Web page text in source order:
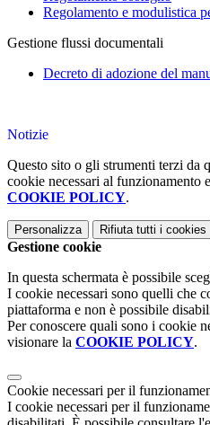
Regolamento e modulistica
Gestione flussi documentali
Decreto di adozione del
Notizie
Questo sito o gli strumenti terzi da
cookie necessari al
COOKIE POLICY.
Personalizza Rifiuta tutti i cookies
Gestione cookie
In questa schermata è possibile
I cookie necessari sono quelli che
piattaforma e non è possibile
Per conoscere quali sono i cookie
visionare la COOKIE POLICY.
Cookie necessari per il
I cookie necessari per il